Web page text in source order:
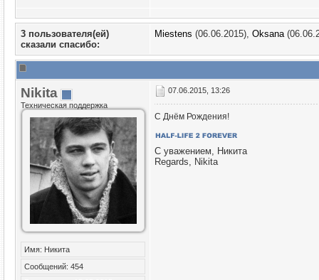
3 пользователя(ей)
сказали cпасибо:
Miestens (06.06.2015), Oksana
Nikita
Техническая поддержка
Имя: Никита
Сообщений: 454
07.06.2015, 13:26
С Днём Рождения!
С уважением, Никита
Regards, Nikita